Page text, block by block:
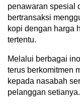
penawaran spesial
bertransaksi
kopi dengan harga
tertentu.
Melalui berbagai
terus berkomitmen
kepada nasabah
pelanggan setianya.